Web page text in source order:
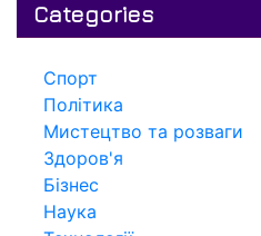
Categories
Спорт
Політика
Мистецтво та розваги
Здоров'я
Бізнес
Наука